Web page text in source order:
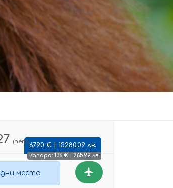
(пет)
6790 € | 13280.09 лв.
Капаро: 136 € | 265.99 лв.
места